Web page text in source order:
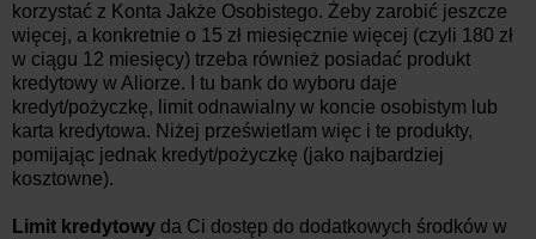
korzystać z Konta Jakże Osobistego. Żeby zarobić jeszcze
więcej, a konkretnie o 15 zł miesięcznie więcej (czyli 180 zł
w ciągu 12 miesięcy) trzeba również posiadać produkt
kredytowy w Aliorze. I tu bank do wyboru daje
kredyt/pożyczkę, limit odnawialny w koncie osobistym lub
karta kredytowa. Niżej prześwietlam więc i te produkty,
pomijając jednak kredyt/pożyczkę (jako najbardziej
kosztowne).
Limit kredytowy da Ci dostęp do dodatkowych środków w